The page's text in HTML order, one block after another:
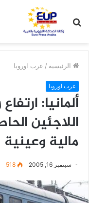
عن
الرئيسية / عرب اوروبا
عرب اوروبا
ألمانيا:
اللاجئين
مالية وعينية
سبتمبر 16, 2005 518